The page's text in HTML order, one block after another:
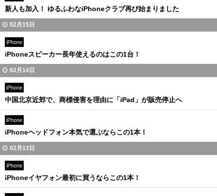
新人も加入！ ゆるふわなiPhoneクラブ再び始まりました
02月15日
iPhone
iPhoneスピーカー長年使えるのはこの1台！
02月14日
iPhone
中国北京近郊で、商標侵害を理由に「iPad」が販売停止へ
iPhone
iPhoneヘッドフォン本気で選ぶならこの1本！
02月13日
iPhone
iPhoneイヤフォン最初に買うならこの1本！